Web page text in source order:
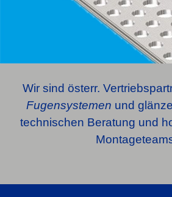
Wir sind österr.
Fugensystemen und
technischen Beratung und